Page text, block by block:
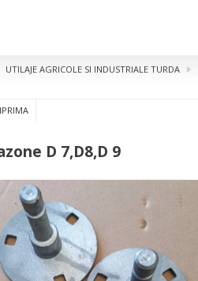
D 7,D8,D 9
UTILAJE AGRICOLE SI INDUSTRIALE TURDA
D 7,D8,D 9